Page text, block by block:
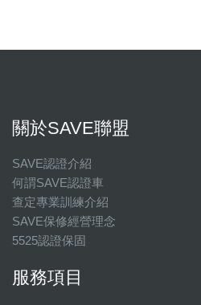
關於SAVE聯盟
SAVE認證介紹
何謂SAVE認證車
查定專業訓練介紹
SAVE保修經營理念
5525認證保固
服務項目